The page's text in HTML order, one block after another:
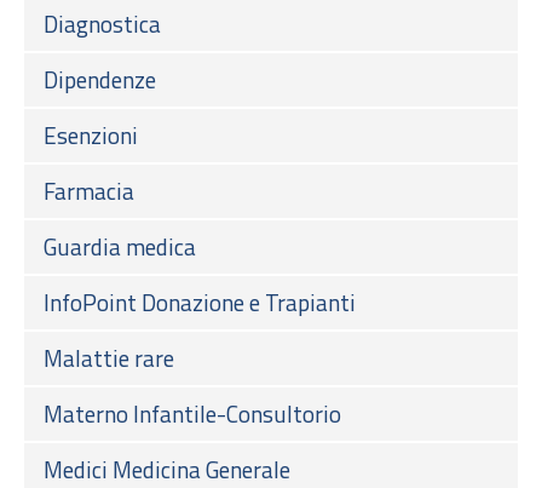
Diagnostica
Dipendenze
Esenzioni
Farmacia
Guardia medica
InfoPoint Donazione e Trapianti
Malattie rare
Materno Infantile-Consultorio
Medici Medicina Generale